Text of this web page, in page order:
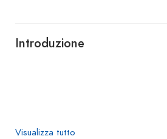
Introduzione
Visualizza tutto